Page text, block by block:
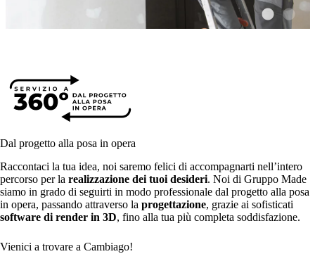
Dal progetto alla posa in opera
Raccontaci la tua idea, noi saremo felici di accompagnarti nell’intero
percorso per la realizzazione dei tuoi desideri. Noi di Gruppo Made
siamo in grado di seguirti in modo professionale dal progetto alla posa
in opera, passando attraverso la progettazione, grazie ai sofisticati
software di render in 3D, fino alla tua più completa soddisfazione.
Vienici a trovare a Cambiago!